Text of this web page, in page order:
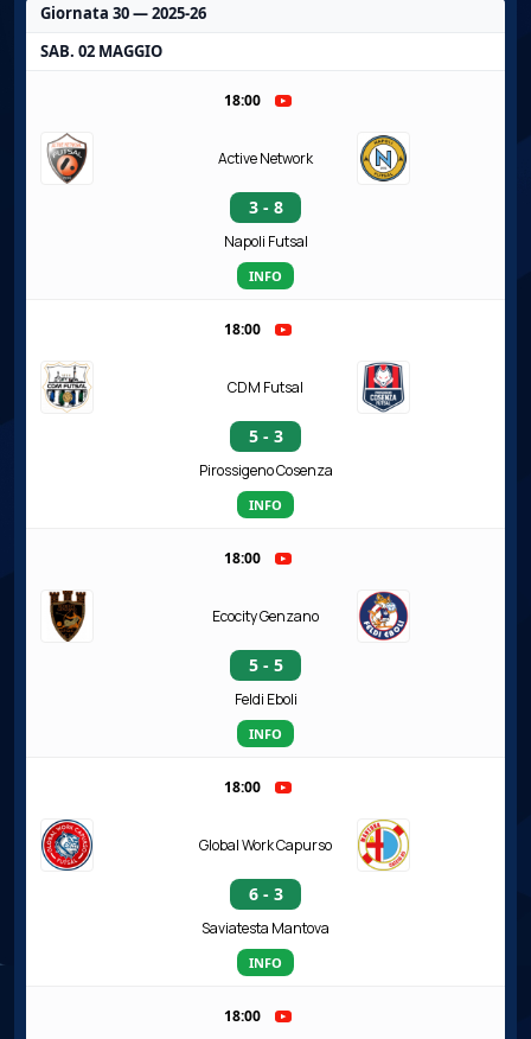
Giornata 30 — 2025-26
SAB. 02 MAGGIO
18:00
Active Network
3 - 8
Napoli Futsal
INFO
18:00
CDM Futsal
5 - 3
Pirossigeno Cosenza
INFO
18:00
Ecocity Genzano
5 - 5
Feldi Eboli
INFO
18:00
Global Work Capurso
6 - 3
Saviatesta Mantova
INFO
18:00